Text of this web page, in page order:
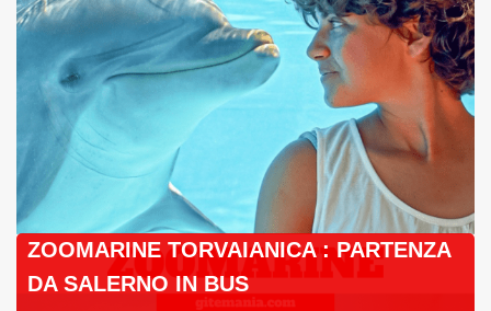
ZOOMARINE TORVAIANICA : PARTENZA
DA SALERNO IN BUS